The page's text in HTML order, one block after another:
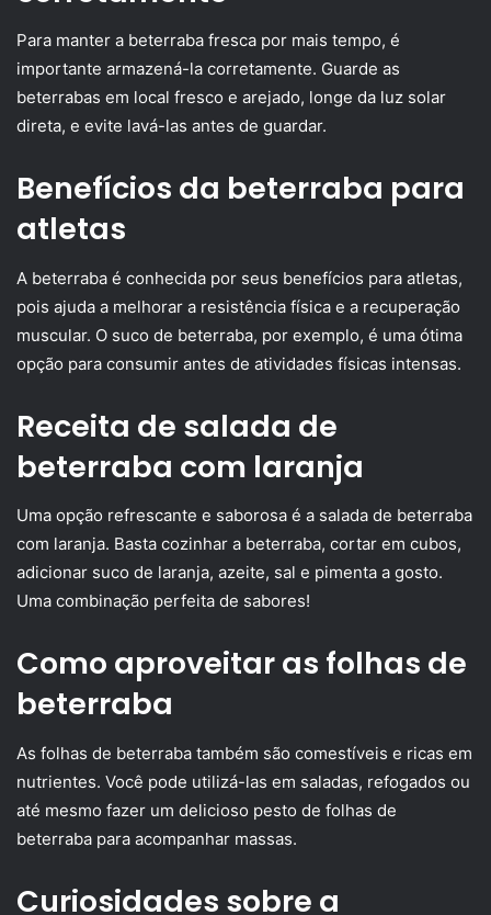
Para manter a beterraba fresca por mais tempo, é
importante armazená-la corretamente. Guarde as
beterrabas em local fresco e arejado, longe da luz solar
direta, e evite lavá-las antes de guardar.
Benefícios da beterraba para
atletas
A beterraba é conhecida por seus benefícios para atletas,
pois ajuda a melhorar a resistência física e a recuperação
muscular. O suco de beterraba, por exemplo, é uma ótima
opção para consumir antes de atividades físicas intensas.
Receita de salada de
beterraba com laranja
Uma opção refrescante e saborosa é a salada de beterraba
com laranja. Basta cozinhar a beterraba, cortar em cubos,
adicionar suco de laranja, azeite, sal e pimenta a gosto.
Uma combinação perfeita de sabores!
Como aproveitar as folhas de
beterraba
As folhas de beterraba também são comestíveis e ricas em
nutrientes. Você pode utilizá-las em saladas, refogados ou
até mesmo fazer um delicioso pesto de folhas de
beterraba para acompanhar massas.
Curiosidades sobre a